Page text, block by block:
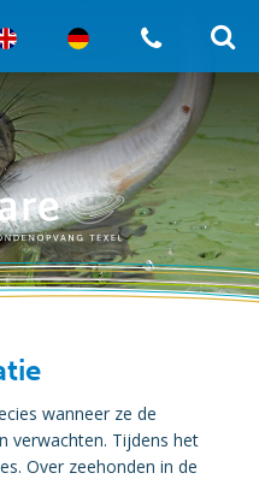
wanneer ze de
verwachten. Tijdens het
Over zeehonden in de